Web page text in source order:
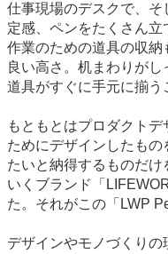
仕事現場のデスクで、
定感、ペンをたくさん
作業のための道具の収
良い高さ。机まわりが
道具がすぐに手元に揃う
もともとはプロダクト
ためにデザインしたも
たいと納得するものだ
いくブランド「
た。それがこの「LWP
デザインやモノづくり